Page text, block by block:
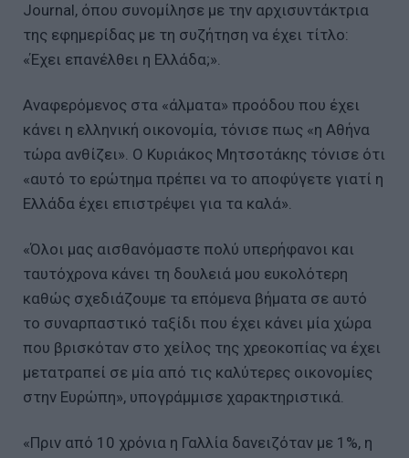
Journal, όπου συνομίλησε με την αρχισυντάκτρια
της εφημερίδας με τη συζήτηση να έχει τίτλο:
«Έχει επανέλθει η Ελλάδα;».
Αναφερόμενος στα «άλματα» προόδου που έχει
κάνει η ελληνική οικονομία, τόνισε πως «η Αθήνα
τώρα ανθίζει». Ο Κυριάκος Μητσοτάκης τόνισε ότι
«αυτό το ερώτημα πρέπει να το αποφύγετε γιατί η
Ελλάδα έχει επιστρέψει για τα καλά».
«Όλοι μας αισθανόμαστε πολύ υπερήφανοι και
ταυτόχρονα κάνει τη δουλειά μου ευκολότερη
καθώς σχεδιάζουμε τα επόμενα βήματα σε αυτό
το συναρπαστικό ταξίδι που έχει κάνει μία χώρα
που βρισκόταν στο χείλος της χρεοκοπίας να έχει
μετατραπεί σε μία από τις καλύτερες οικονομίες
στην Ευρώπη», υπογράμμισε χαρακτηριστικά.
«Πριν από 10 χρόνια η Γαλλία δανειζόταν με 1%, η